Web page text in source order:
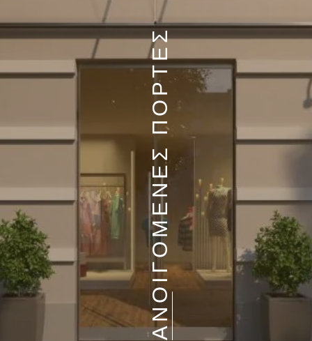
ΑΝΟΙΓΟΜΕΝΕΣ ΠΟΡΤΕΣ